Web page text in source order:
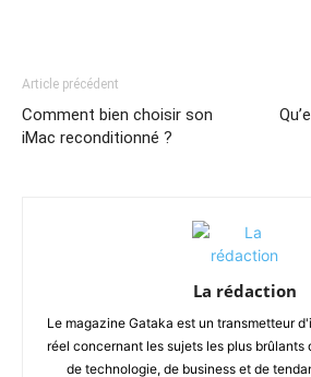
Article précédent
Comment bien choisir son
iMac reconditionné ?
La rédaction
Le magazine Gataka est un transmetteur
réel concernant les sujets les plus brûlants
de technologie, de business et de